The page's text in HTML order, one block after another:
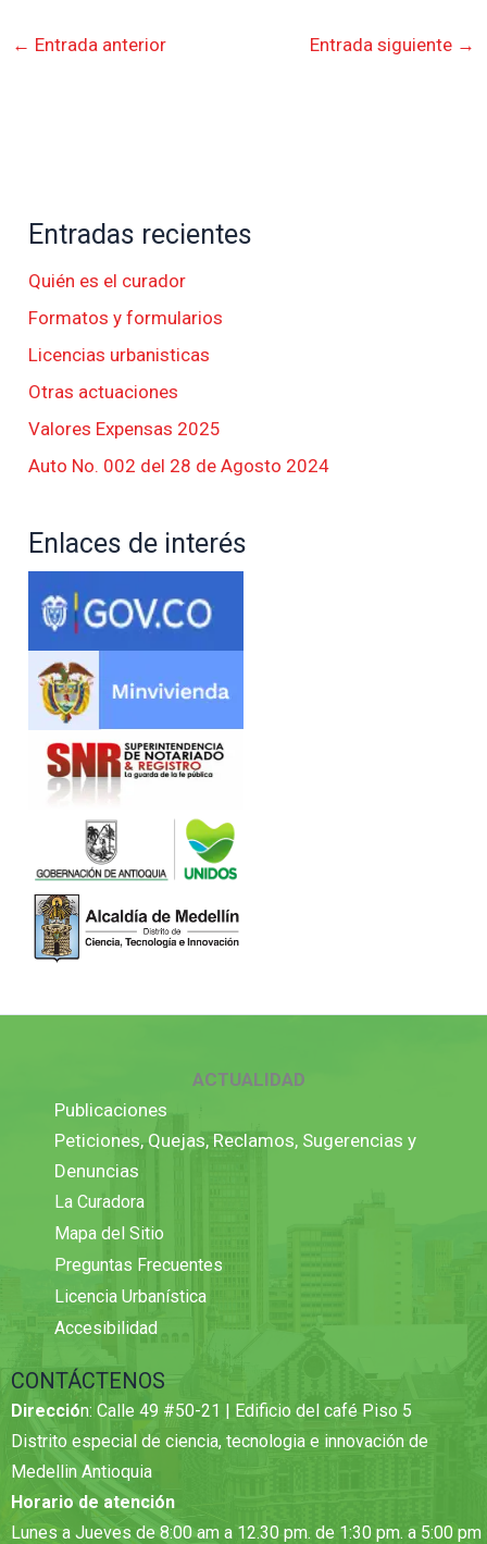
← Entrada anterior Entrada siguiente →
Entradas recientes
Quién es el curador
Formatos y formularios
Licencias urbanisticas
Otras actuaciones
Valores Expensas 2025
Auto No. 002 del 28 de Agosto 2024
Enlaces de interés
ACTUALIDAD
Publicaciones
Peticiones, Quejas, Reclamos, Sugerencias y
Denuncias
La Curadora
Mapa del Sitio
Preguntas Frecuentes
Licencia Urbanística
Accesibilidad
CONTÁCTENOS
Dirección: Calle 49 #50-21 | Edificio del café Piso 5
Distrito especial de ciencia, tecnologia e innovación de
Medellin Antioquia
Horario de atención
Lunes a Jueves de 8:00 am a 12.30 pm. de 1:30 pm. a 5:00 pm